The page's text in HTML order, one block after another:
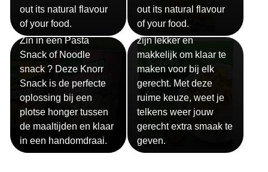
Whatever you’re
cooking, there’s a
Knorr product to bring
out its natural flavour
of your food.
Whatever you’re
cooking, there’s a
Knorr product to bring
out its natural flavour
of your food.
Snackpots
Zin in een Pasta
Snack of Noodle
snack ? Deze Knorr
Snack is de perfecte
oplossing bij een
plotse honger tussen
Sauzen
Onze Knorr sauzen
zijn lekker en
makkelijk om klaar te
maken voor bij elk
gerecht. Met deze
ruime keuze, weet je
telkens weer jouw